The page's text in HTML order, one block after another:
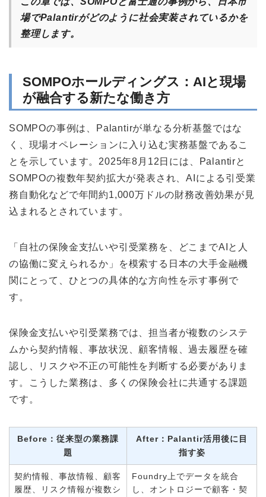
場でPalantirがどのように社会実装されているかを
整理します。
SOMPOホールディングス：AIと現場
が融合する新たな働き方
SOMPOの事例は、Palantirが単なる分析基盤ではな
く、現場オペレーションに入り込む実務基盤であるこ
とを示しています。2025年8月12日には、Palantirと
SOMPOの複数年契約拡大が発表され、AIによる引受業
務自動化などで年間約1,000万ドルの財務改善効果が見
込まれるとされています。
「自社の保険金支払いや引受業務を、どこまでAIと人
の協働に変えられるか」を模索する日本の大手金融機
関にとって、ひとつの具体的な方向性を示す事例で
す。
保険金支払いや引受業務では、担当者が複数のシステ
ムから契約情報、事故状況、顧客情報、過去履歴を確
認し、リスクや不正の可能性を判断する必要がありま
す。こうした業務は、多くの保険会社に共通する課題
です。
Before：従来型の業務課
題
After：Palantir活用後に目
指す姿
契約情報、事故情報、顧客
履歴、リスク情報が複数シ
Foundry上でデータを統合
し、オントロジーで顧客・契